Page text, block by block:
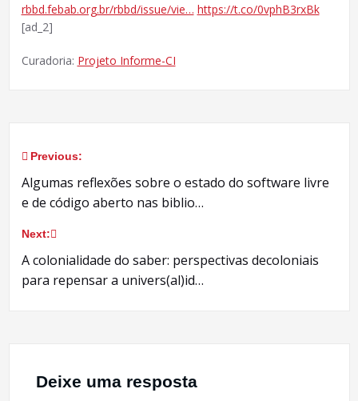
rbbd.febab.org.br/rbbd/issue/vie… https://t.co/0vphB3rxBk
[ad_2]
Curadoria: Projeto Informe-CI
Navegação
de
Post
Previous:
Algumas reflexões sobre o estado do software livre
e de código aberto nas biblio…
Next:
A colonialidade do saber: perspectivas decoloniais
para repensar a univers(al)id…
Deixe uma resposta